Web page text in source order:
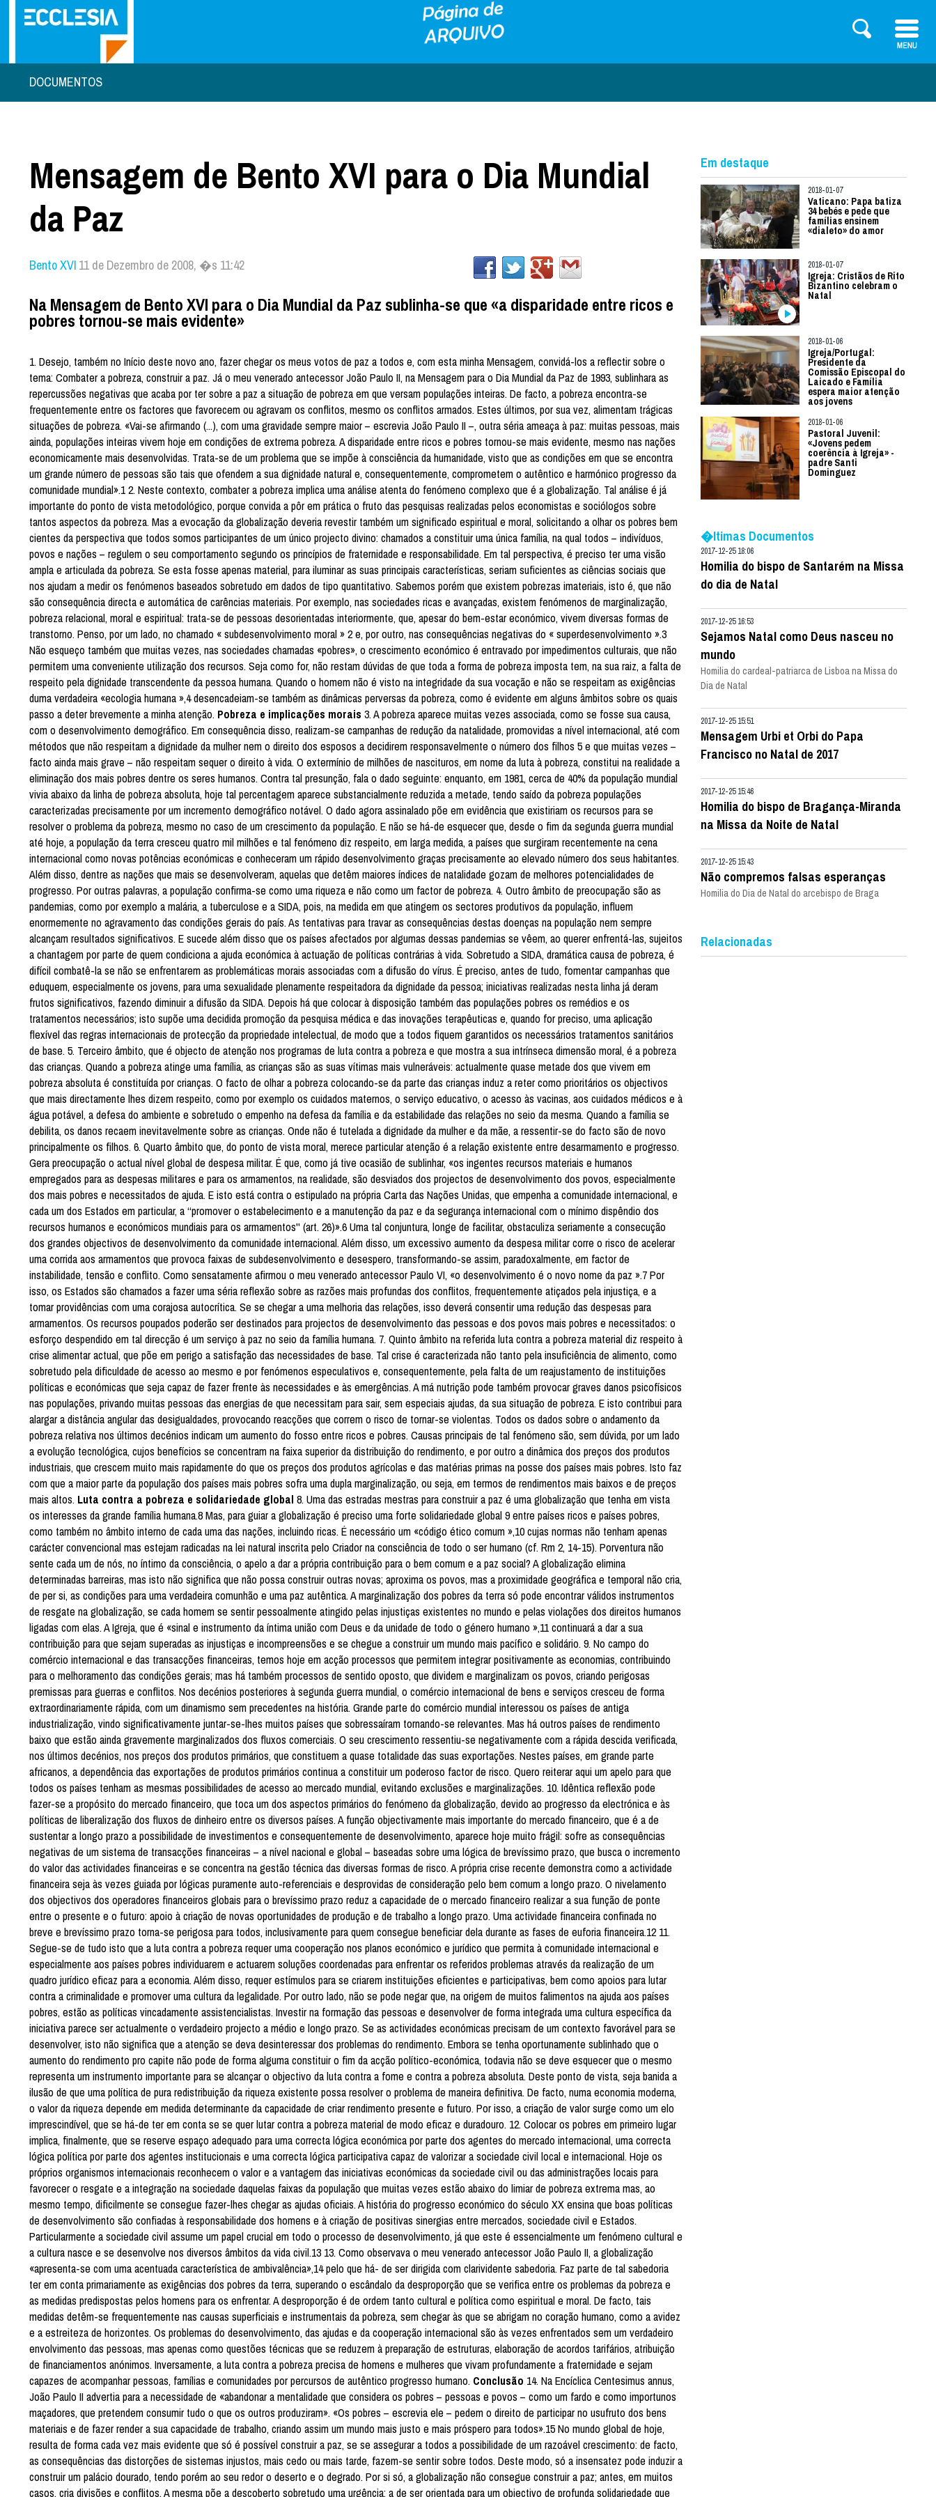
DOCUMENTOS
Mensagem de Bento XVI para o Dia Mundial
da Paz
Bento XVI 11 de Dezembro de 2008, �s 11:42
Na Mensagem de Bento XVI para o Dia Mundial da Paz sublinha-se que «a disparidade entre ricos e
pobres tornou-se mais evidente»
1. Desejo, também no Início deste novo ano, fazer chegar os meus votos de paz a todos e, com esta minha Mensagem, convidá-los a reflectir sobre o
tema: Combater a pobreza, construir a paz. Já o meu venerado antecessor João Paulo II, na Mensagem para o Dia Mundial da Paz de 1993, sublinhara as
repercussões negativas que acaba por ter sobre a paz a situação de pobreza em que versam populações inteiras. De facto, a pobreza encontra-se
frequentemente entre os factores que favorecem ou agravam os conflitos, mesmo os conflitos armados. Estes últimos, por sua vez, alimentam trágicas
situações de pobreza. «Vai-se afirmando (...), com uma gravidade sempre maior – escrevia João Paulo II –, outra séria ameaça à paz: muitas pessoas, mais
ainda, populações inteiras vivem hoje em condições de extrema pobreza. A disparidade entre ricos e pobres tornou-se mais evidente, mesmo nas nações
economicamente mais desenvolvidas. Trata-se de um problema que se impõe à consciência da humanidade, visto que as condições em que se encontra
um grande número de pessoas são tais que ofendem a sua dignidade natural e, consequentemente, comprometem o autêntico e harmónico progresso da
comunidade mundial».1 2. Neste contexto, combater a pobreza implica uma análise atenta do fenómeno complexo que é a globalização. Tal análise é já
importante do ponto de vista metodológico, porque convida a pôr em prática o fruto das pesquisas realizadas pelos economistas e sociólogos sobre
tantos aspectos da pobreza. Mas a evocação da globalização deveria revestir também um significado espiritual e moral, solicitando a olhar os pobres bem
cientes da perspectiva que todos somos participantes de um único projecto divino: chamados a constituir uma única família, na qual todos – indivíduos,
povos e nações – regulem o seu comportamento segundo os princípios de fraternidade e responsabilidade. Em tal perspectiva, é preciso ter uma visão
ampla e articulada da pobreza. Se esta fosse apenas material, para iluminar as suas principais características, seriam suficientes as ciências sociais que
nos ajudam a medir os fenómenos baseados sobretudo em dados de tipo quantitativo. Sabemos porém que existem pobrezas imateriais, isto é, que não
são consequência directa e automática de carências materiais. Por exemplo, nas sociedades ricas e avançadas, existem fenómenos de marginalização,
pobreza relacional, moral e espiritual: trata-se de pessoas desorientadas interiormente, que, apesar do bem-estar económico, vivem diversas formas de
transtorno. Penso, por um lado, no chamado « subdesenvolvimento moral » 2 e, por outro, nas consequências negativas do « superdesenvolvimento ».3
Não esqueço também que muitas vezes, nas sociedades chamadas «pobres», o crescimento económico é entravado por impedimentos culturais, que não
permitem uma conveniente utilização dos recursos. Seja como for, não restam dúvidas de que toda a forma de pobreza imposta tem, na sua raiz, a falta de
respeito pela dignidade transcendente da pessoa humana. Quando o homem não é visto na integridade da sua vocação e não se respeitam as exigências
duma verdadeira «ecologia humana »,4 desencadeiam-se também as dinâmicas perversas da pobreza, como é evidente em alguns âmbitos sobre os quais
passo a deter brevemente a minha atenção. Pobreza e implicações morais 3. A pobreza aparece muitas vezes associada, como se fosse sua causa,
com o desenvolvimento demográfico. Em consequência disso, realizam-se campanhas de redução da natalidade, promovidas a nível internacional, até com
métodos que não respeitam a dignidade da mulher nem o direito dos esposos a decidirem responsavelmente o número dos filhos 5 e que muitas vezes –
facto ainda mais grave – não respeitam sequer o direito à vida. O extermínio de milhões de nascituros, em nome da luta à pobreza, constitui na realidade a
eliminação dos mais pobres dentre os seres humanos. Contra tal presunção, fala o dado seguinte: enquanto, em 1981, cerca de 40% da população mundial
vivia abaixo da linha de pobreza absoluta, hoje tal percentagem aparece substancialmente reduzida a metade, tendo saído da pobreza populações
caracterizadas precisamente por um incremento demográfico notável. O dado agora assinalado põe em evidência que existiriam os recursos para se
resolver o problema da pobreza, mesmo no caso de um crescimento da população. E não se há-de esquecer que, desde o fim da segunda guerra mundial
até hoje, a população da terra cresceu quatro mil milhões e tal fenómeno diz respeito, em larga medida, a países que surgiram recentemente na cena
internacional como novas potências económicas e conheceram um rápido desenvolvimento graças precisamente ao elevado número dos seus habitantes.
Além disso, dentre as nações que mais se desenvolveram, aquelas que detêm maiores índices de natalidade gozam de melhores potencialidades de
progresso. Por outras palavras, a população confirma-se como uma riqueza e não como um factor de pobreza. 4. Outro âmbito de preocupação são as
pandemias, como por exemplo a malária, a tuberculose e a SIDA, pois, na medida em que atingem os sectores produtivos da população, influem
enormemente no agravamento das condições gerais do país. As tentativas para travar as consequências destas doenças na população nem sempre
alcançam resultados significativos. E sucede além disso que os países afectados por algumas dessas pandemias se vêem, ao querer enfrentá-las, sujeitos
a chantagem por parte de quem condiciona a ajuda económica à actuação de políticas contrárias à vida. Sobretudo a SIDA, dramática causa de pobreza, é
difícil combatê-la se não se enfrentarem as problemáticas morais associadas com a difusão do vírus. É preciso, antes de tudo, fomentar campanhas que
eduquem, especialmente os jovens, para uma sexualidade plenamente respeitadora da dignidade da pessoa; iniciativas realizadas nesta linha já deram
frutos significativos, fazendo diminuir a difusão da SIDA. Depois há que colocar à disposição também das populações pobres os remédios e os
tratamentos necessários; isto supõe uma decidida promoção da pesquisa médica e das inovações terapêuticas e, quando for preciso, uma aplicação
flexível das regras internacionais de protecção da propriedade intelectual, de modo que a todos fiquem garantidos os necessários tratamentos sanitários
de base. 5. Terceiro âmbito, que é objecto de atenção nos programas de luta contra a pobreza e que mostra a sua intrínseca dimensão moral, é a pobreza
das crianças. Quando a pobreza atinge uma família, as crianças são as suas vítimas mais vulneráveis: actualmente quase metade dos que vivem em
pobreza absoluta é constituída por crianças. O facto de olhar a pobreza colocando-se da parte das crianças induz a reter como prioritários os objectivos
que mais directamente lhes dizem respeito, como por exemplo os cuidados maternos, o serviço educativo, o acesso às vacinas, aos cuidados médicos e à
água potável, a defesa do ambiente e sobretudo o empenho na defesa da família e da estabilidade das relações no seio da mesma. Quando a família se
debilita, os danos recaem inevitavelmente sobre as crianças. Onde não é tutelada a dignidade da mulher e da mãe, a ressentir-se do facto são de novo
principalmente os filhos. 6. Quarto âmbito que, do ponto de vista moral, merece particular atenção é a relação existente entre desarmamento e progresso.
Gera preocupação o actual nível global de despesa militar. É que, como já tive ocasião de sublinhar, «os ingentes recursos materiais e humanos
empregados para as despesas militares e para os armamentos, na realidade, são desviados dos projectos de desenvolvimento dos povos, especialmente
dos mais pobres e necessitados de ajuda. E isto está contra o estipulado na própria Carta das Nações Unidas, que empenha a comunidade internacional, e
cada um dos Estados em particular, a ‘‘promover o estabelecimento e a manutenção da paz e da segurança internacional com o mínimo dispêndio dos
recursos humanos e económicos mundiais para os armamentos'' (art. 26)».6 Uma tal conjuntura, longe de facilitar, obstaculiza seriamente a consecução
dos grandes objectivos de desenvolvimento da comunidade internacional. Além disso, um excessivo aumento da despesa militar corre o risco de acelerar
uma corrida aos armamentos que provoca faixas de subdesenvolvimento e desespero, transformando-se assim, paradoxalmente, em factor de
instabilidade, tensão e conflito. Como sensatamente afirmou o meu venerado antecessor Paulo VI, «o desenvolvimento é o novo nome da paz ».7 Por
isso, os Estados são chamados a fazer uma séria reflexão sobre as razões mais profundas dos conflitos, frequentemente atiçados pela injustiça, e a
tomar providências com uma corajosa autocrítica. Se se chegar a uma melhoria das relações, isso deverá consentir uma redução das despesas para
armamentos. Os recursos poupados poderão ser destinados para projectos de desenvolvimento das pessoas e dos povos mais pobres e necessitados: o
esforço despendido em tal direcção é um serviço à paz no seio da família humana. 7. Quinto âmbito na referida luta contra a pobreza material diz respeito à
crise alimentar actual, que põe em perigo a satisfação das necessidades de base. Tal crise é caracterizada não tanto pela insuficiência de alimento, como
sobretudo pela dificuldade de acesso ao mesmo e por fenómenos especulativos e, consequentemente, pela falta de um reajustamento de instituições
políticas e económicas que seja capaz de fazer frente às necessidades e às emergências. A má nutrição pode também provocar graves danos psicofísicos
nas populações, privando muitas pessoas das energias de que necessitam para sair, sem especiais ajudas, da sua situação de pobreza. E isto contribui para
alargar a distância angular das desigualdades, provocando reacções que correm o risco de tornar-se violentas. Todos os dados sobre o andamento da
pobreza relativa nos últimos decénios indicam um aumento do fosso entre ricos e pobres. Causas principais de tal fenómeno são, sem dúvida, por um lado
a evolução tecnológica, cujos benefícios se concentram na faixa superior da distribuição do rendimento, e por outro a dinâmica dos preços dos produtos
industriais, que crescem muito mais rapidamente do que os preços dos produtos agrícolas e das matérias primas na posse dos países mais pobres. Isto faz
com que a maior parte da população dos países mais pobres sofra uma dupla marginalização, ou seja, em termos de rendimentos mais baixos e de preços
mais altos. Luta contra a pobreza e solidariedade global 8. Uma das estradas mestras para construir a paz é uma globalização que tenha em vista
os interesses da grande família humana.8 Mas, para guiar a globalização é preciso uma forte solidariedade global 9 entre países ricos e países pobres,
como também no âmbito interno de cada uma das nações, incluindo ricas. É necessário um «código ético comum »,10 cujas normas não tenham apenas
carácter convencional mas estejam radicadas na lei natural inscrita pelo Criador na consciência de todo o ser humano (cf. Rm 2, 14-15). Porventura não
sente cada um de nós, no íntimo da consciência, o apelo a dar a própria contribuição para o bem comum e a paz social? A globalização elimina
determinadas barreiras, mas isto não significa que não possa construir outras novas; aproxima os povos, mas a proximidade geográfica e temporal não cria,
de per si, as condições para uma verdadeira comunhão e uma paz autêntica. A marginalização dos pobres da terra só pode encontrar válidos instrumentos
de resgate na globalização, se cada homem se sentir pessoalmente atingido pelas injustiças existentes no mundo e pelas violações dos direitos humanos
ligadas com elas. A Igreja, que é «sinal e instrumento da íntima união com Deus e da unidade de todo o género humano »,11 continuará a dar a sua
contribuição para que sejam superadas as injustiças e incompreensões e se chegue a construir um mundo mais pacífico e solidário. 9. No campo do
comércio internacional e das transacções financeiras, temos hoje em acção processos que permitem integrar positivamente as economias, contribuindo
para o melhoramento das condições gerais; mas há também processos de sentido oposto, que dividem e marginalizam os povos, criando perigosas
premissas para guerras e conflitos. Nos decénios posteriores à segunda guerra mundial, o comércio internacional de bens e serviços cresceu de forma
extraordinariamente rápida, com um dinamismo sem precedentes na história. Grande parte do comércio mundial interessou os países de antiga
industrialização, vindo significativamente juntar-se-lhes muitos países que sobressaíram tornando-se relevantes. Mas há outros países de rendimento
baixo que estão ainda gravemente marginalizados dos fluxos comerciais. O seu crescimento ressentiu-se negativamente com a rápida descida verificada,
nos últimos decénios, nos preços dos produtos primários, que constituem a quase totalidade das suas exportações. Nestes países, em grande parte
africanos, a dependência das exportações de produtos primários continua a constituir um poderoso factor de risco. Quero reiterar aqui um apelo para que
todos os países tenham as mesmas possibilidades de acesso ao mercado mundial, evitando exclusões e marginalizações. 10. Idêntica reflexão pode
fazer-se a propósito do mercado financeiro, que toca um dos aspectos primários do fenómeno da globalização, devido ao progresso da electrónica e às
políticas de liberalização dos fluxos de dinheiro entre os diversos países. A função objectivamente mais importante do mercado financeiro, que é a de
sustentar a longo prazo a possibilidade de investimentos e consequentemente de desenvolvimento, aparece hoje muito frágil: sofre as consequências
negativas de um sistema de transacções financeiras – a nível nacional e global – baseadas sobre uma lógica de brevíssimo prazo, que busca o incremento
do valor das actividades financeiras e se concentra na gestão técnica das diversas formas de risco. A própria crise recente demonstra como a actividade
financeira seja às vezes guiada por lógicas puramente auto-referenciais e desprovidas de consideração pelo bem comum a longo prazo. O nivelamento
dos objectivos dos operadores financeiros globais para o brevíssimo prazo reduz a capacidade de o mercado financeiro realizar a sua função de ponte
entre o presente e o futuro: apoio à criação de novas oportunidades de produção e de trabalho a longo prazo. Uma actividade financeira confinada no
breve e brevíssimo prazo torna-se perigosa para todos, inclusivamente para quem consegue beneficiar dela durante as fases de euforia financeira.12 11.
Segue-se de tudo isto que a luta contra a pobreza requer uma cooperação nos planos económico e jurídico que permita à comunidade internacional e
especialmente aos países pobres individuarem e actuarem soluções coordenadas para enfrentar os referidos problemas através da realização de um
quadro jurídico eficaz para a economia. Além disso, requer estímulos para se criarem instituições eficientes e participativas, bem como apoios para lutar
contra a criminalidade e promover uma cultura da legalidade. Por outro lado, não se pode negar que, na origem de muitos falimentos na ajuda aos países
pobres, estão as políticas vincadamente assistencialistas. Investir na formação das pessoas e desenvolver de forma integrada uma cultura específica da
iniciativa parece ser actualmente o verdadeiro projecto a médio e longo prazo. Se as actividades económicas precisam de um contexto favorável para se
desenvolver, isto não significa que a atenção se deva desinteressar dos problemas do rendimento. Embora se tenha oportunamente sublinhado que o
aumento do rendimento pro capite não pode de forma alguma constituir o fim da acção político-económica, todavia não se deve esquecer que o mesmo
representa um instrumento importante para se alcançar o objectivo da luta contra a fome e contra a pobreza absoluta. Deste ponto de vista, seja banida a
ilusão de que uma política de pura redistribuição da riqueza existente possa resolver o problema de maneira definitiva. De facto, numa economia moderna,
o valor da riqueza depende em medida determinante da capacidade de criar rendimento presente e futuro. Por isso, a criação de valor surge como um elo
imprescindível, que se há-de ter em conta se se quer lutar contra a pobreza material de modo eficaz e duradouro. 12. Colocar os pobres em primeiro lugar
implica, finalmente, que se reserve espaço adequado para uma correcta lógica económica por parte dos agentes do mercado internacional, uma correcta
lógica política por parte dos agentes institucionais e uma correcta lógica participativa capaz de valorizar a sociedade civil local e internacional. Hoje os
próprios organismos internacionais reconhecem o valor e a vantagem das iniciativas económicas da sociedade civil ou das administrações locais para
favorecer o resgate e a integração na sociedade daquelas faixas da população que muitas vezes estão abaixo do limiar de pobreza extrema mas, ao
mesmo tempo, dificilmente se consegue fazer-lhes chegar as ajudas oficiais. A história do progresso económico do século XX ensina que boas políticas
de desenvolvimento são confiadas à responsabilidade dos homens e à criação de positivas sinergias entre mercados, sociedade civil e Estados.
Particularmente a sociedade civil assume um papel crucial em todo o processo de desenvolvimento, já que este é essencialmente um fenómeno cultural e
a cultura nasce e se desenvolve nos diversos âmbitos da vida civil.13 13. Como observava o meu venerado antecessor João Paulo II, a globalização
«apresenta-se com uma acentuada característica de ambivalência»,14 pelo que há- de ser dirigida com clarividente sabedoria. Faz parte de tal sabedoria
ter em conta primariamente as exigências dos pobres da terra, superando o escândalo da desproporção que se verifica entre os problemas da pobreza e
as medidas predispostas pelos homens para os enfrentar. A desproporção é de ordem tanto cultural e política como espiritual e moral. De facto, tais
medidas detêm-se frequentemente nas causas superficiais e instrumentais da pobreza, sem chegar às que se abrigam no coração humano, como a avidez
e a estreiteza de horizontes. Os problemas do desenvolvimento, das ajudas e da cooperação internacional são às vezes enfrentados sem um verdadeiro
envolvimento das pessoas, mas apenas como questões técnicas que se reduzem à preparação de estruturas, elaboração de acordos tarifários, atribuição
de financiamentos anónimos. Inversamente, a luta contra a pobreza precisa de homens e mulheres que vivam profundamente a fraternidade e sejam
capazes de acompanhar pessoas, famílias e comunidades por percursos de autêntico progresso humano. Conclusão 14. Na Encíclica Centesimus annus,
João Paulo II advertia para a necessidade de «abandonar a mentalidade que considera os pobres – pessoas e povos – como um fardo e como importunos
maçadores, que pretendem consumir tudo o que os outros produziram». «Os pobres – escrevia ele – pedem o direito de participar no usufruto dos bens
materiais e de fazer render a sua capacidade de trabalho, criando assim um mundo mais justo e mais próspero para todos».15 No mundo global de hoje,
resulta de forma cada vez mais evidente que só é possível construir a paz, se se assegurar a todos a possibilidade de um razoável crescimento: de facto,
as consequências das distorções de sistemas injustos, mais cedo ou mais tarde, fazem-se sentir sobre todos. Deste modo, só a insensatez pode induzir a
construir um palácio dourado, tendo porém ao seu redor o deserto e o degrado. Por si só, a globalização não consegue construir a paz; antes, em muitos
casos, cria divisões e conflitos. A mesma põe a descoberto sobretudo uma urgência: a de ser orientada para um objectivo de profunda solidariedade que
Em destaque
2018-01-07
Vaticano: Papa batiza
34 bebés e pede que
famílias ensinem
«dialeto» do amor
2018-01-07
Igreja: Cristãos de Rito
Bizantino celebram o
Natal
2018-01-06
Igreja/Portugal:
Presidente da
Comissão Episcopal do
Laicado e Família
espera maior atenção
aos jovens
2018-01-06
Pastoral Juvenil:
«Jovens pedem
coerência à Igreja» -
padre Santi
Dominguez
�ltimas Documentos
2017-12-25 18:06
Homilia do bispo de Santarém na Missa
do dia de Natal
2017-12-25 16:53
Sejamos Natal como Deus nasceu no
mundo
Homilia do cardeal-patriarca de Lisboa na Missa do
Dia de Natal
2017-12-25 15:51
Mensagem Urbi et Orbi do Papa
Francisco no Natal de 2017
2017-12-25 15:46
Homilia do bispo de Bragança-Miranda
na Missa da Noite de Natal
2017-12-25 15:43
Não compremos falsas esperanças
Homilia do Dia de Natal do arcebispo de Braga
Relacionadas